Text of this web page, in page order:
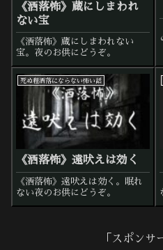
《洒落怖》蔵にしまわれ
ない宝
《洒落怖》蔵にしまわれない
宝。夜のお供にどうぞ。
死ぬ程洒落にならない怖い話
《洒落怖》遠吠えは効く
《洒落怖》遠吠えは効く。眠れ
ない夜のお供にどうぞ。
「スポンサ